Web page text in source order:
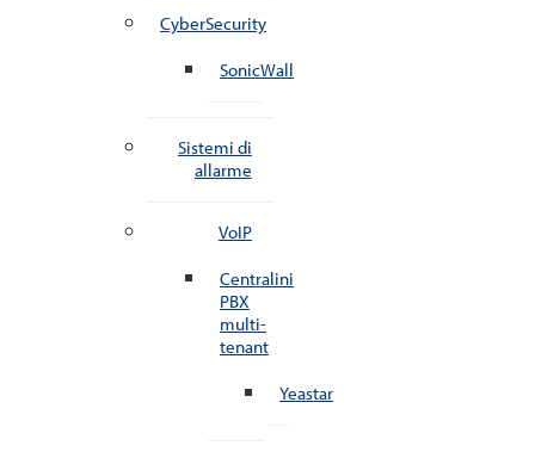
CyberSecurity
SonicWall
Sistemi di
allarme
VoIP
Centralini
PBX
multi-
tenant
Yeastar